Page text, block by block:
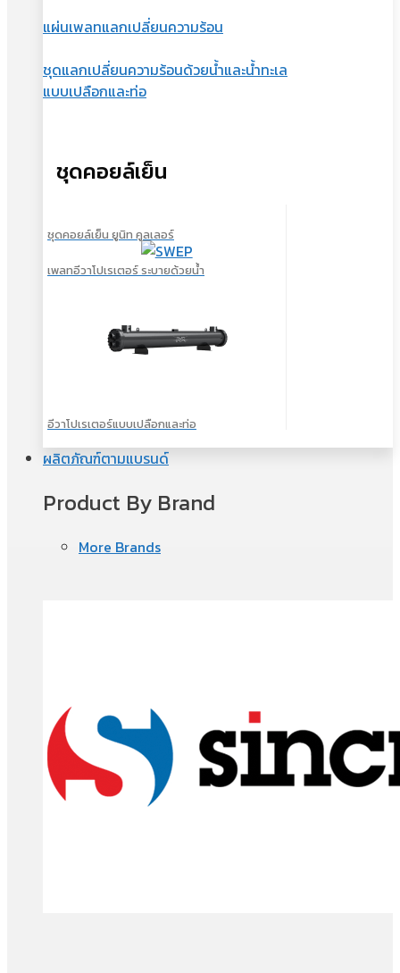
แผ่นเพลทแลกเปลี่ยนความร้อน
ชุดแลกเปลี่ยนความร้อนด้วยน้ำและน้ำทะเล
แบบเปลือกและท่อ
ชุดคอยล์เย็น
ชุดคอยล์เย็น ยูนิท คูลเลอร์
เพลทอีวาโปเรเตอร์ ระบายด้วยน้ำ
อีวาโปเรเตอร์แบบเปลือกและท่อ
ผลิตภัณฑ์ตามแบรนด์
Product By Brand
More Brands